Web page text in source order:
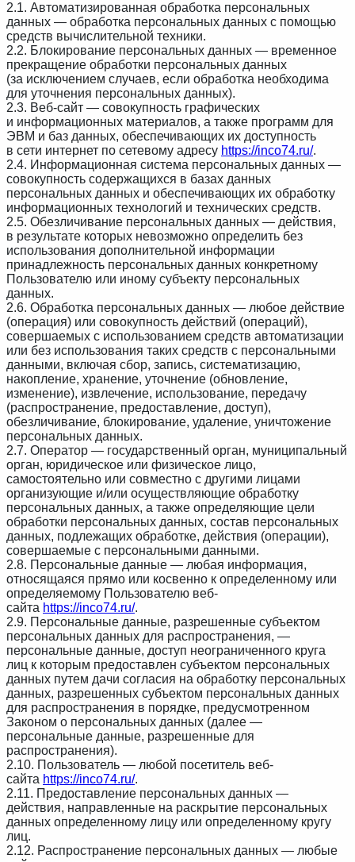
2.1. Автоматизированная обработка персональных
данных — обработка персональных данных с помощью
средств вычислительной техники.
2.2. Блокирование персональных данных — временное
прекращение обработки персональных данных
(за исключением случаев, если обработка необходима
для уточнения персональных данных).
2.3. Веб-сайт — совокупность графических
и информационных материалов, а также программ для
ЭВМ и баз данных, обеспечивающих их доступность
в сети интернет по сетевому адресу https://inco74.ru/.
2.4. Информационная система персональных данных —
совокупность содержащихся в базах данных
персональных данных и обеспечивающих их обработку
информационных технологий и технических средств.
2.5. Обезличивание персональных данных — действия,
в результате которых невозможно определить без
использования дополнительной информации
принадлежность персональных данных конкретному
Пользователю или иному субъекту персональных
данных.
2.6. Обработка персональных данных — любое действие
(операция) или совокупность действий (операций),
совершаемых с использованием средств автоматизации
или без использования таких средств с персональными
данными, включая сбор, запись, систематизацию,
накопление, хранение, уточнение (обновление,
изменение), извлечение, использование, передачу
(распространение, предоставление, доступ),
обезличивание, блокирование, удаление, уничтожение
персональных данных.
2.7. Оператор — государственный орган, муниципальный
орган, юридическое или физическое лицо,
самостоятельно или совместно с другими лицами
организующие и/или осуществляющие обработку
персональных данных, а также определяющие цели
обработки персональных данных, состав персональных
данных, подлежащих обработке, действия (операции),
совершаемые с персональными данными.
2.8. Персональные данные — любая информация,
относящаяся прямо или косвенно к определенному или
определяемому Пользователю веб-
сайта https://inco74.ru/.
2.9. Персональные данные, разрешенные субъектом
персональных данных для распространения, —
персональные данные, доступ неограниченного круга
лиц к которым предоставлен субъектом персональных
данных путем дачи согласия на обработку персональных
данных, разрешенных субъектом персональных данных
для распространения в порядке, предусмотренном
Законом о персональных данных (далее —
персональные данные, разрешенные для
распространения).
2.10. Пользователь — любой посетитель веб-
сайта https://inco74.ru/.
2.11. Предоставление персональных данных —
действия, направленные на раскрытие персональных
данных определенному лицу или определенному кругу
лиц.
2.12. Распространение персональных данных — любые